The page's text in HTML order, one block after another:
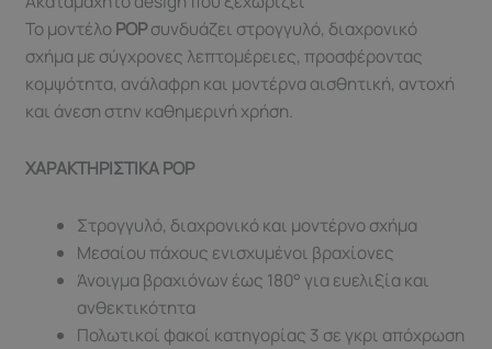
Το μοντέλοPOPσυνδυάζει στρογγυλό, διαχρονικό
σχήμα με σύγχρονες λεπτομέρειες, προσφέροντας
κομψότητα, ανάλαφρη και μοντέρνα αισθητική, αντοχή
και άνεση στην καθημερινή χρήση.
ΧΑΡΑΚΤΗΡΙΣΤΙΚΑ POP
Στρογγυλό, διαχρονικό και μοντέρνο σχήμα
Μεσαίου πάχους ενισχυμένοι βραχίονες
Άνοιγμα βραχιόνων έως 180° για ευελιξία και
ανθεκτικότητα
Πολωτικοί φακοί κατηγορίας 3 σε γκρι απόχρωση